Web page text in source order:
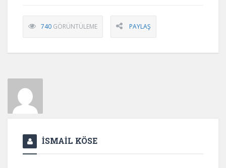
740 GÖRÜNTÜLEME PAYLAŞ
İSMAİL KÖSE